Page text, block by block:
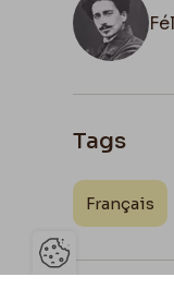
Tags
Français